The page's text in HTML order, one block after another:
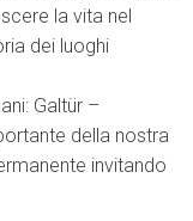
la vita nel
dei luoghi
Galtür –
della nostra
invitando